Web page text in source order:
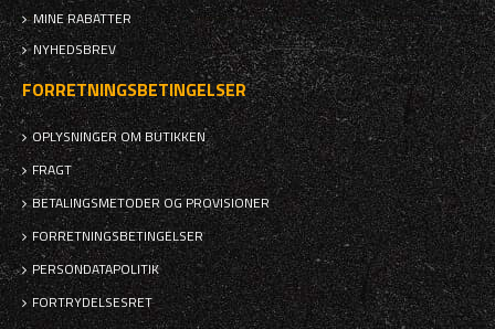
MINE RABATTER
NYHEDSBREV
FORRETNINGSBETINGELSER
OPLYSNINGER OM BUTIKKEN
FRAGT
BETALINGSMETODER OG PROVISIONER
FORRETNINGSBETINGELSER
PERSONDATAPOLITIK
FORTRYDELSESRET